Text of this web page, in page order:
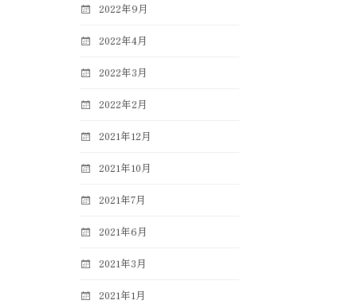
2022年9月
2022年4月
2022年3月
2022年2月
2021年12月
2021年10月
2021年7月
2021年6月
2021年3月
2021年1月